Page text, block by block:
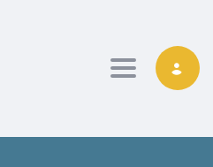
Toggle